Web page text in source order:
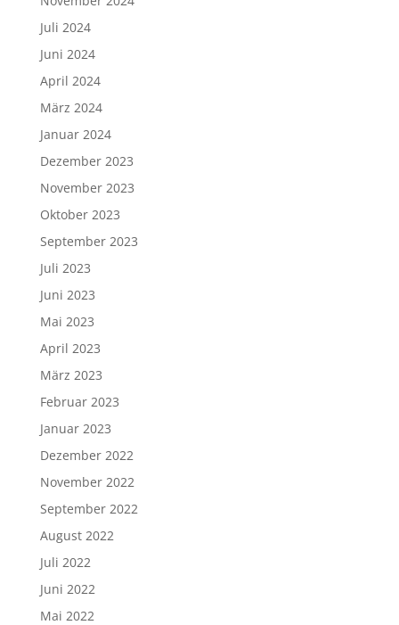
Juli 2024
Juni 2024
April 2024
März 2024
Januar 2024
Dezember 2023
November 2023
Oktober 2023
September 2023
Juli 2023
Juni 2023
Mai 2023
April 2023
März 2023
Februar 2023
Januar 2023
Dezember 2022
November 2022
September 2022
August 2022
Juli 2022
Juni 2022
Mai 2022